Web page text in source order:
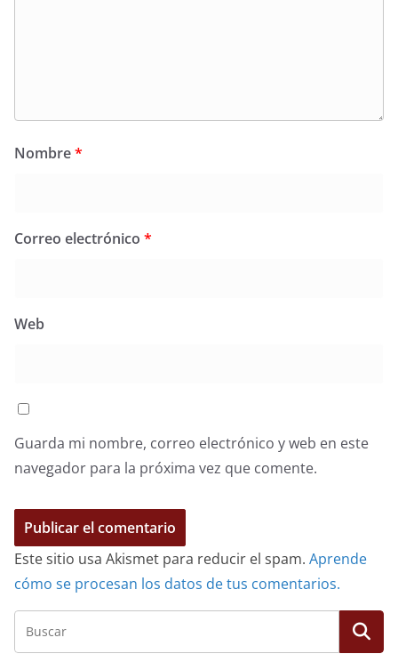
Nombre*
Correo electrónico *
Web
Guarda mi nombre, correo electrónico y web en este
navegador para la próxima vez que comente.
Este sitio usa Akismet para reducir el spam. Aprende
cómo se procesan los datos de tus comentarios.